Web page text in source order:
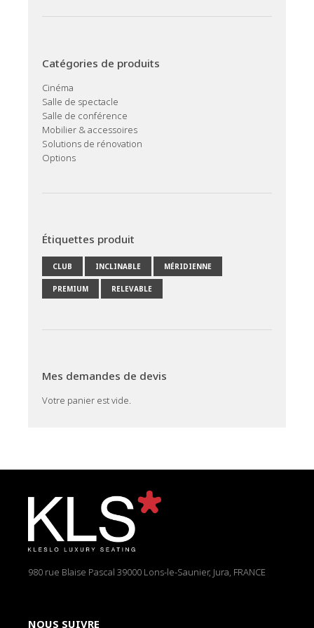
Catégories de produits
Cinéma
Salle de spectacle
Salle de conférence
Mobilier & accessoires
Solutions de rénovation
Options
Étiquettes produit
CLUB INCLINABLE MÉRIDIENNE
PREMIUM RELEVABLE
Mes demandes de devis
Votre panier est vide.
980 rue Blaise Pascal 39000 Lons-le-Saunier, Jura, FRANCE
NOUS SUIVRE